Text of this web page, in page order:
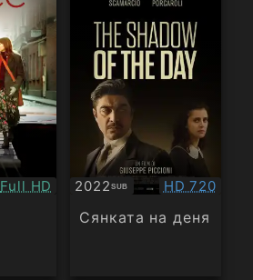
Качество:
Full HD 2022SUB
Субтитри Качество:
HD 720
Сянката на деня